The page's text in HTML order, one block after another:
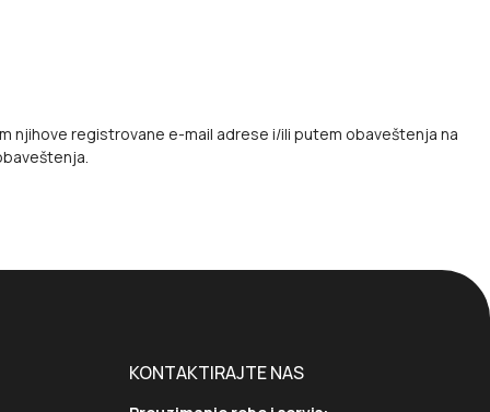
njihove registrovane e-mail adrese i/ili putem obaveštenja na
KONTAKTIRAJTE NAS